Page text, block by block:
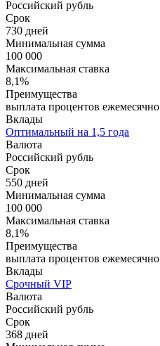
Российский рубль
Срок
730 дней
Минимальная сумма
100 000
Максимальная ставка
8,1%
Преимущества
выплата процентов ежемесячно
Вклады
Оптимальный на 1,5 года
Валюта
Российский рубль
Срок
550 дней
Минимальная сумма
100 000
Максимальная ставка
8,1%
Преимущества
выплата процентов ежемесячно
Вклады
Срочный VIP
Валюта
Российский рубль
Срок
368 дней